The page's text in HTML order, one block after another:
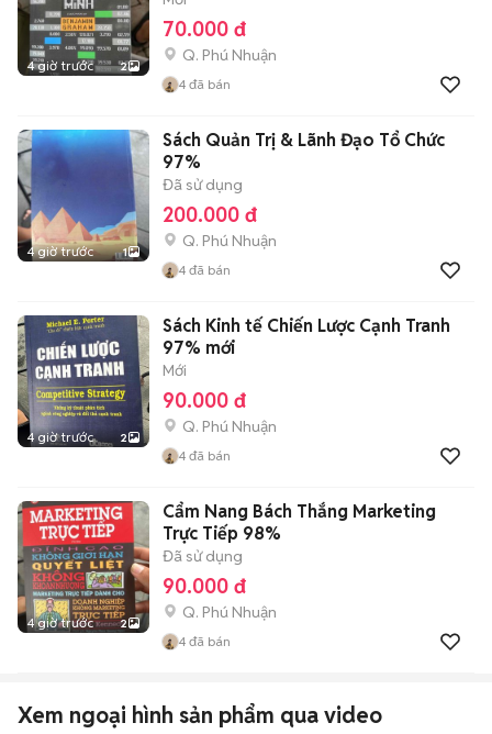
4 giờ trước 2
70.000 đ
Q. Phú Nhuận
4 đã bán
4 giờ trước 1
Sách Quản Trị & Lãnh Đạo Tổ Chức
97%
Đã sử dụng
200.000 đ
Q. Phú Nhuận
4 đã bán
4 giờ trước 2
Sách Kinh tế Chiến Lược Cạnh Tranh
97% mới
Mới
90.000 đ
Q. Phú Nhuận
4 đã bán
4 giờ trước 2
Cẩm Nang Bách Thắng Marketing
Trực Tiếp 98%
Đã sử dụng
90.000 đ
Q. Phú Nhuận
4 đã bán
Xem ngoại hình sản phẩm qua video